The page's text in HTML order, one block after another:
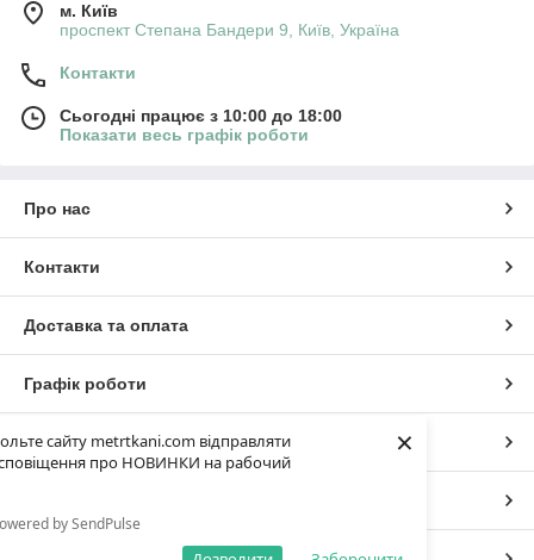
сайту metrtkani.com відправляти
про НОВИНКИ на рабочий
by SendPulse
×
м. Київ
проспект Степана Бандери 9, Київ, Україна
Контакти
Сьогодні працює з 10:00 до 18:00
Показати весь графік роботи
Про нас
Контакти
Доставка та оплата
Графік роботи
Повна версія сайту